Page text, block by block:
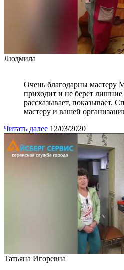
Людмила
Очень благодарны мастеру
приходит и не берет лишние
рассказывает, показывает.
мастеру и вашей
Читать далее 12/03/2020
Татьяна Игоревна